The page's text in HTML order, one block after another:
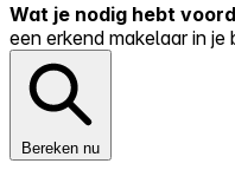
Wat je nodig hebt
een erkend makelaar in je
Bereken nu